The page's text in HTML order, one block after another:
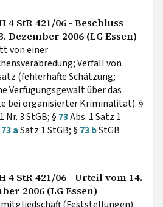
4 StR 421/06 - Beschluss
Dezember 2006 (LG Essen)
von einer
Verfall von
(fehlerhafte Schätzung;
Verfügungsgewalt über das
bei organisierter Kriminalität). §
Nr. 3 StGB; § 73Abs. 1 Satz 1
73 aSatz 1 StGB; § 73 bStGB
4 StR 421/06 - Urteil vom 14.
2006 (LG Essen)